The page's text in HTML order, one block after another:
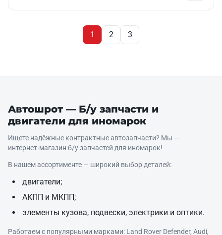
1 2 3
Автошрот — Б/у запчасти и
двигатели для иномарок
Ищете надёжные контрактные автозапчасти? Мы —
интернет‑магазин б/у запчастей для иномарок!
В нашем ассортименте — широкий выбор деталей:
двигатели;
АКПП и МКПП;
элементы кузова, подвески, электрики и оптики.
Работаем с популярными марками: Land Rover Defender, Audi,